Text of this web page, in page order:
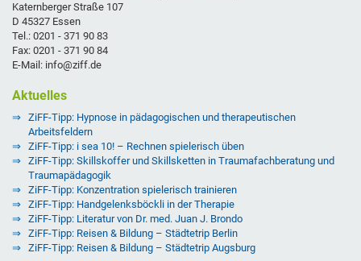
Katernberger Straße 107
D 45327 Essen
Tel.: 0201 - 371 90 83
Fax: 0201 - 371 90 84
E-Mail: info@ziff.de
Aktuelles
ZiFF-Tipp: Hypnose in pädagogischen und therapeutischen
Arbeitsfeldern
ZiFF-Tipp: i sea 10! – Rechnen spielerisch üben
ZiFF-Tipp: Skillskoffer und Skillsketten in Traumafachberatung und
Traumapädagogik
ZiFF-Tipp: Konzentration spielerisch trainieren
ZiFF-Tipp: Handgelenksböckli in der Therapie
ZiFF-Tipp: Literatur von Dr. med. Juan J. Brondo
ZiFF-Tipp: Reisen & Bildung – Städtetrip Berlin
ZiFF-Tipp: Reisen & Bildung – Städtetrip Augsburg